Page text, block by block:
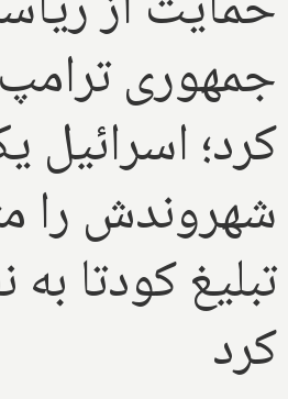
جمهوری
کرد؛ اسرائیل
شهروندش را
تبلیغ کودتا به
کرد